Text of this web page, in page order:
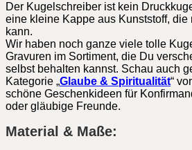
Der Kugelschreiber ist kein
eine kleine Kappe aus Kunststoff, die
kann.
Wir haben noch ganze viele tolle
Gravuren im Sortiment, die Du
selbst behalten kannst. Schau auch
Kategorie „Glaube & Spiritualität“
schöne Geschenkideen für
oder gläubige Freunde.
Material & Maße: